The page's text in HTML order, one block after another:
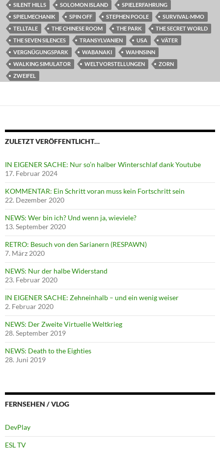
SILENT HILLS SOLOMON ISLAND
SPIELERFAHRUNG
SPIELMECHANIK
SPIN OFF STEPHEN POOLE
SURVIVAL-MMO
TELLTALE
THE CHINESE ROOM THE PARK
THE SECRET WORLD
THE SEVEN SILENCES
TRANSYLVANIEN USA
VÄTER
VERGNÜGUNGSPARK
WABANAKI
WAHNSINN
WALKING SIMULATOR
WELTVORSTELLUNGEN
ZORN
ZWEIFEL
ZULETZT VERÖFFENTLICHT…
IN EIGENER SACHE: Nur so’n halber Winterschlaf dank Youtube
17. Februar 2024
KOMMENTAR: Ein Schritt voran muss kein Fortschritt sein
22. Dezember 2020
NEWS: Wer bin ich? Und wenn ja, wieviele?
13. September 2020
RETRO: Besuch von den Sarianern (RESPAWN)
7. März 2020
NEWS: Nur der halbe Widerstand
23. Februar 2020
IN EIGENER SACHE: Zehneinhalb – und ein wenig weiser
2. Februar 2020
NEWS: Der Zweite Virtuelle Weltkrieg
28. September 2019
NEWS: Death to the Eighties
28. Juni 2019
FERNSEHEN / VLOG
DevPlay
ESL TV